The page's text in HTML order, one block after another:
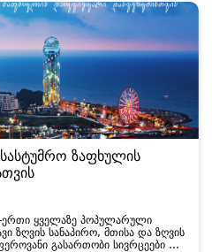
ზაფხულის
ერთი ყველაზე პოპულარული
ზღვის სანაპირო, მთისა და ზღვის
გასართობი სივრცეები და